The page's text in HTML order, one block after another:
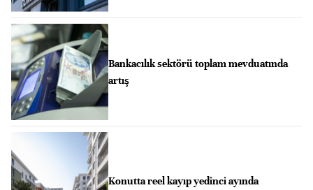
Bankacılık sektörü toplam mevduatında
artış
Konutta reel kayıp yedinci ayında